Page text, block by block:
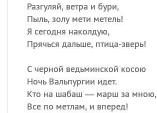
Разгуляй, ветра и бури,
Пыль, золу мети метель!
Я сегодня наколдую,
Прячься дальше, птица-зверь!
С черной ведьминской косою
Ночь Вальпургии идет.
Кто на шабаш — марш за мною,
Все по метлам, и вперед!